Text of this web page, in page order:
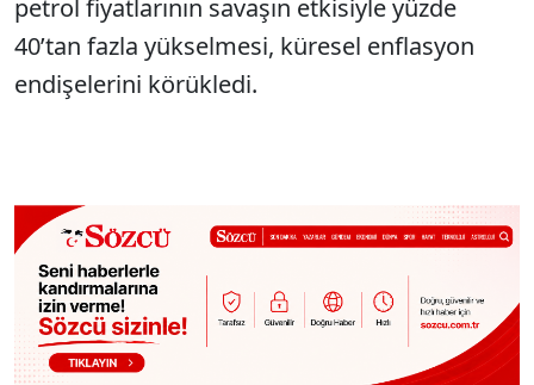
petrol fiyatlarının savaşın etkisiyle yüzde
40’tan fazla yükselmesi, küresel enflasyon
endişelerini körükledi.